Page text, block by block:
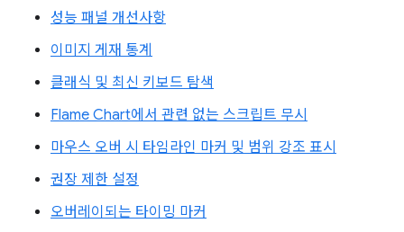
성능 패널 개선사항
이미지 게재 통계
클래식 및 최신 키보드 탐색
Flame Chart에서 관련 없는 스크립트 무시
마우스 오버 시 타임라인 마커 및 범위 강조 표시
권장 제한 설정
오버레이되는 타이밍 마커